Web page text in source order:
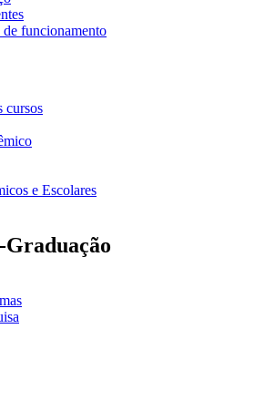
funcionamento
cursos
e Escolares
Graduação